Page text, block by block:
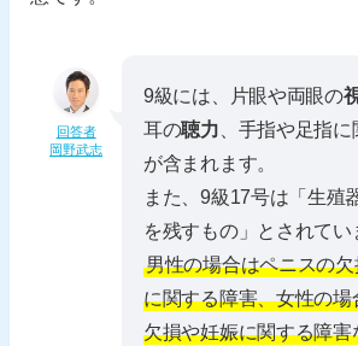
回答者
岡野武志
9級には、片眼や両眼の
耳の聴力 、手指や足指
が含まれます。
また、9級17号は「生殖
を残すもの」とされてい
男性の場合はペニスの
に関する障害、女性の場
欠損や妊娠に関する障害